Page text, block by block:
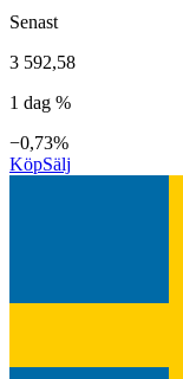
Senast
3 592,58
1 dag %
−0,73%
KöpSälj